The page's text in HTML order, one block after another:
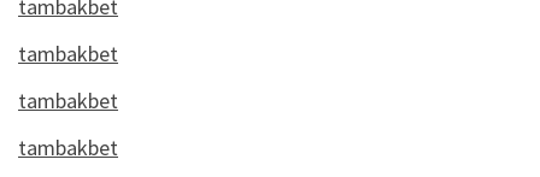
tambakbet
tambakbet
tambakbet
tambakbet